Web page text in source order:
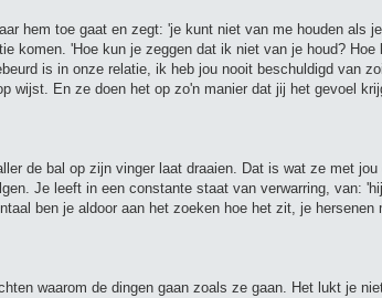
hem toe gaat en zegt: 'je kunt niet van me houden als
komen. 'Hoe kun je zeggen dat ik niet van je houd?
is in onze relatie, ik heb jou nooit beschuldigd van
wijst. En ze doen het op zo'n manier dat jij het gevoel
de bal op zijn vinger laat draaien. Dat is wat ze met jou
Je leeft in een constante staat van verwarring, van:
ben je aldoor aan het zoeken hoe het zit, je hersenen
waarom de dingen gaan zoals ze gaan. Het lukt je